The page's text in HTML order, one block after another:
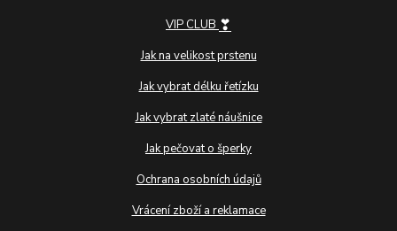
VIP CLUB ❣
Jak na velikost prstenu
Jak vybrat délku řetízku
Jak vybrat zlaté náušnice
Jak pečovat o šperky
Ochrana osobních údajů
Vrácení zboží a reklamace